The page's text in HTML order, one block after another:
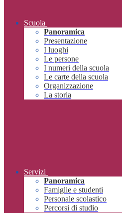
Scuola
Panoramica
Presentazione
I luoghi
Le persone
I numeri della scuola
Le carte della scuola
Organizzazione
La storia
Servizi
Panoramica
Famiglie e studenti
Personale scolastico
Percorsi di studio